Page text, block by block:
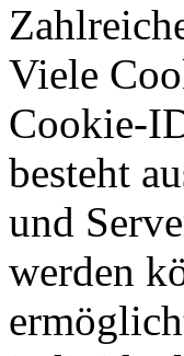
Viele
Cookie-
besteht
und
werden